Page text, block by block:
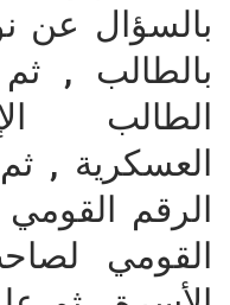
بالسؤال عن
بالطالب ,
الطالب
العسكرية ,
الرقم
القومي